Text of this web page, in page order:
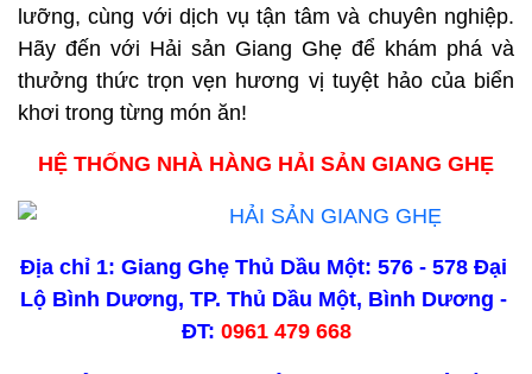
lưỡng, cùng với dịch vụ tận tâm và chuyên nghiệp.
Hãy đến với Hải sản Giang Ghẹ để khám phá và
thưởng thức trọn vẹn hương vị tuyệt hảo của biển
khơi trong từng món ăn!
HỆ THỐNG NHÀ HÀNG HẢI SẢN GIANG GHẸ
Địa chỉ 1: Giang Ghẹ Thủ Dầu Một: 576 - 578 Đại
Lộ Bình Dương, TP. Thủ Dầu Một, Bình Dương -
ĐT: 0961 479 668